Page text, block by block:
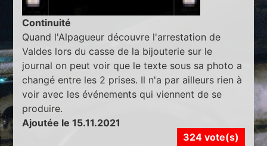
Continuité
Quand l'Alpagueur découvre l'arrestation de
Valdes lors du casse de la bijouterie sur le
journal on peut voir que le texte sous sa photo a
changé entre les 2 prises. Il n'a par ailleurs rien à
voir avec les événements qui viennent de se
produire.
Ajoutée le 15.11.2021
324 vote(s)